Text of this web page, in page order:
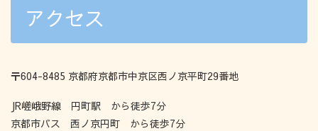
アクセス
〒604-8485 京都府京都市中京区西ノ京平町29番地
JR嵯峨野線 円町駅 から徒歩7分
京都市バス 西ノ京円町 から徒歩7分